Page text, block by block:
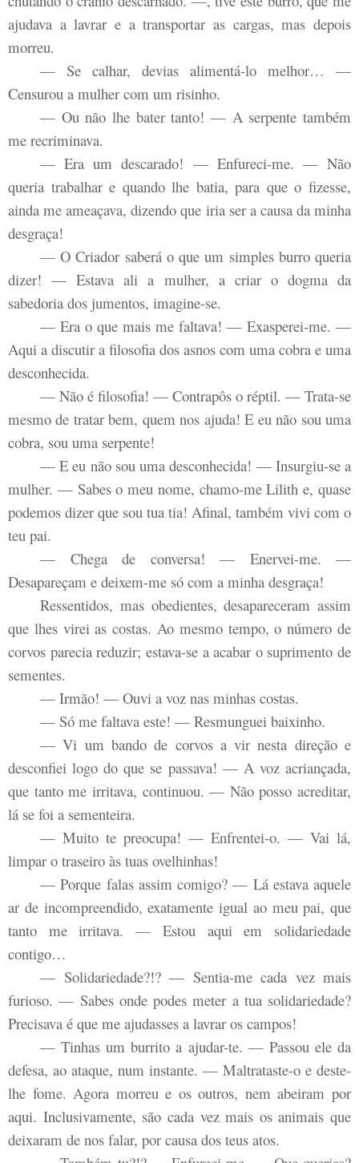
ajudava a lavrar e a transportar as cargas, mas depois
morreu.
— Se calhar, devias alimentá-lo melhor… —
Censurou a mulher com um risinho.
— Ou não lhe bater tanto! — A serpente também
me recriminava.
— Era um descarado! — Enfureci-me. — Não
queria trabalhar e quando lhe batia, para que o fizesse,
ainda me ameaçava, dizendo que iria ser a causa da minha
desgraça!
— O Criador saberá o que um simples burro queria
dizer! — Estava ali a mulher, a criar o dogma da
sabedoria dos jumentos, imagine-se.
— Era o que mais me faltava! — Exasperei-me. —
Aqui a discutir a filosofia dos asnos com uma cobra e uma
desconhecida.
— Não é filosofia! — Contrapôs o réptil. — Trata-se
mesmo de tratar bem, quem nos ajuda! E eu não sou uma
cobra, sou uma serpente!
— E eu não sou uma desconhecida! — Insurgiu-se a
mulher. — Sabes o meu nome, chamo-me Lilith e, quase
podemos dizer que sou tua tia! Afinal, também vivi com o
teu pai.
— Chega de conversa! — Enervei-me. —
Desapareçam e deixem-me só com a minha desgraça!
Ressentidos, mas obedientes, desapareceram assim
que lhes virei as costas. Ao mesmo tempo, o número de
corvos parecia reduzir; estava-se a acabar o suprimento de
sementes.
— Irmão! — Ouvi a voz nas minhas costas.
— Só me faltava este! — Resmunguei baixinho.
— Vi um bando de corvos a vir nesta direção e
desconfiei logo do que se passava! — A voz acriançada,
que tanto me irritava, continuou. — Não posso acreditar,
lá se foi a sementeira.
— Muito te preocupa! — Enfrentei-o. — Vai lá,
limpar o traseiro às tuas ovelhinhas!
— Porque falas assim comigo? — Lá estava aquele
ar de incompreendido, exatamente igual ao meu pai, que
tanto me irritava. — Estou aqui em solidariedade
contigo…
— Solidariedade?!? — Sentia-me cada vez mais
furioso. — Sabes onde podes meter a tua solidariedade?
Precisava é que me ajudasses a lavrar os campos!
— Tinhas um burrito a ajudar-te. — Passou ele da
defesa, ao ataque, num instante. — Maltrataste-o e deste-
lhe fome. Agora morreu e os outros, nem abeiram por
aqui. Inclusivamente, são cada vez mais os animais que
deixaram de nos falar, por causa dos teus atos.